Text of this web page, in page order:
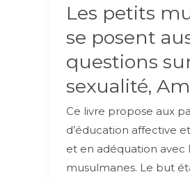
Les petits
se posent
questions
sexualité,
Ce livre propose aux
d’éducation affective
et en adéquation avec
musulmanes. Le but